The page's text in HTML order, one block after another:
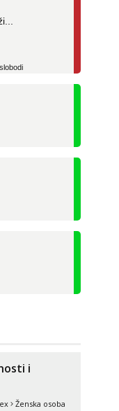
i
Ženska osoba